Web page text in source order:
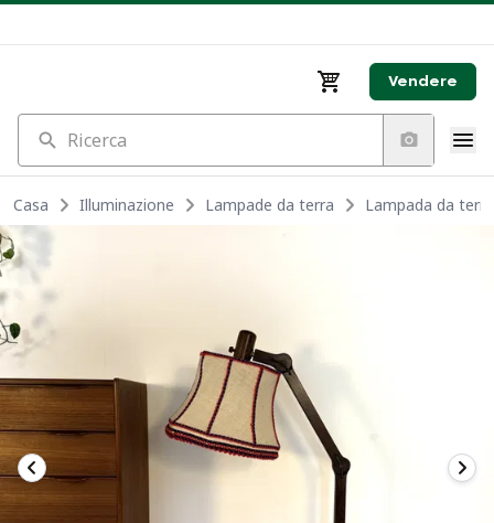
Vendere
Ricerca
Casa Illuminazione Lampade da terra Lampada da